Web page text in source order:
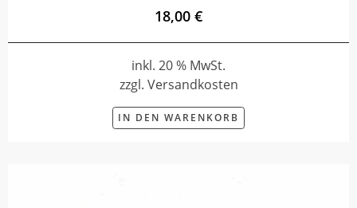
18,00 €
inkl. 20 % MwSt.
zzgl. Versandkosten
IN DEN WARENKORB